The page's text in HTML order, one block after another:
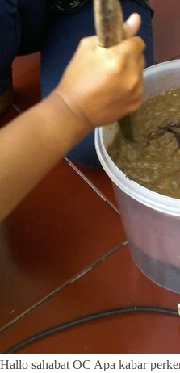
Hallo sahabat OC Apa kabar